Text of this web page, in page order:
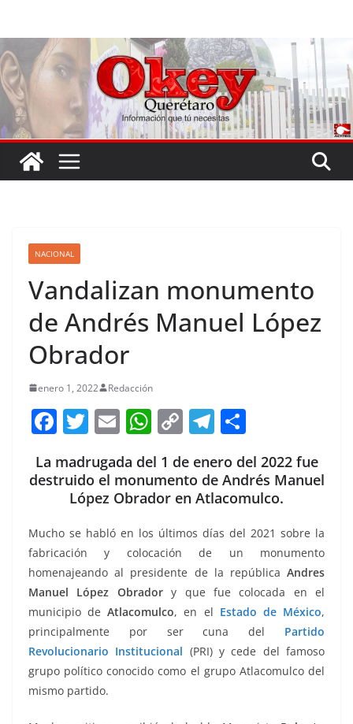
contenido
NACIONAL
Vandalizan monumento
de Andrés Manuel López
Obrador
enero 1, 2022 Redacción
F
c
e
b
o
o
k
T
itt
er
E
ai
l
W
at
s
A
p
p
C
p
y
Li
n
k
T
e
gr
a
m
ar
e
La madrugada del 1 de enero del 2022 fue
destruido el monumento de Andrés Manuel
López Obrador en Atlacomulco.
Mucho se habló en los últimos días del 2021 sobre la
fabricación y colocación de un monumento
homenajeando al presidente de la república Andres
Manuel López Obradory que fue colocada en el
municipio deAtlacomulco, en el Estado de México,
principalmente por ser cuna del Partido
Revolucionario Institucional (PRI) y cede del famoso
grupo político conocido como el grupo Atlacomulco del
mismo partido.